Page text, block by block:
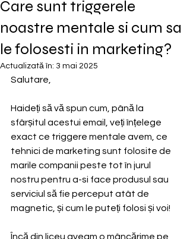
Care sunt triggerele
noastre mentale si cum sa
le folosesti in marketing?
Actualizată în: 3 mai 2025
Salutare,
Haideți să vă spun cum, până la
sfârșitul acestui email, veți înțelege
exact ce triggere mentale avem, ce
tehnici de marketing sunt folosite de
marile companii peste tot în jurul
nostru pentru a-si face produsul sau
serviciul să fie perceput atât de
magnetic, și cum le puteți folosi și voi!
Încă din liceu aveam o mâncărime pe